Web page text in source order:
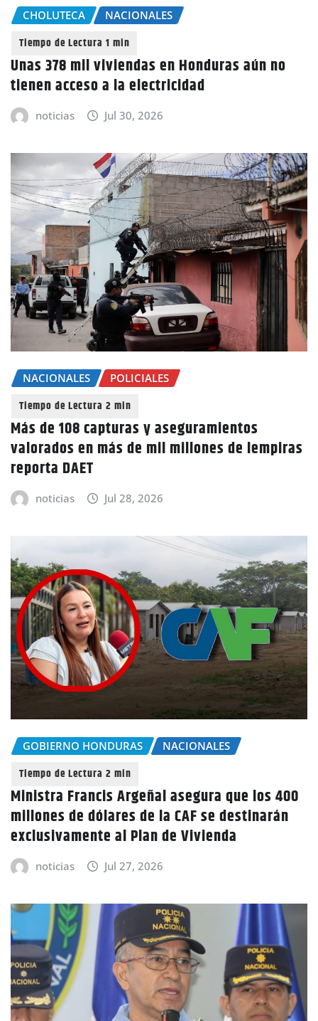
CHOLUTECA NACIONALES
Unas 378 mil viviendas en Honduras aún no
tienen acceso a la electricidad
noticias Jul 30, 2026
NACIONALES POLICIALES
Más de 108 capturas y aseguramientos
valorados en más de mil millones de lempiras
reporta DAET
noticias Jul 28, 2026
GOBIERNO HONDURAS NACIONALES
Ministra Francis Argeñal asegura que los 400
millones de dólares de la CAF se destinarán
exclusivamente al Plan de Vivienda
noticias Jul 27, 2026